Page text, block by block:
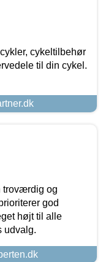
cykeltilbehør
til din cykel.
troværdig og
god
højt til alle
udvalg.